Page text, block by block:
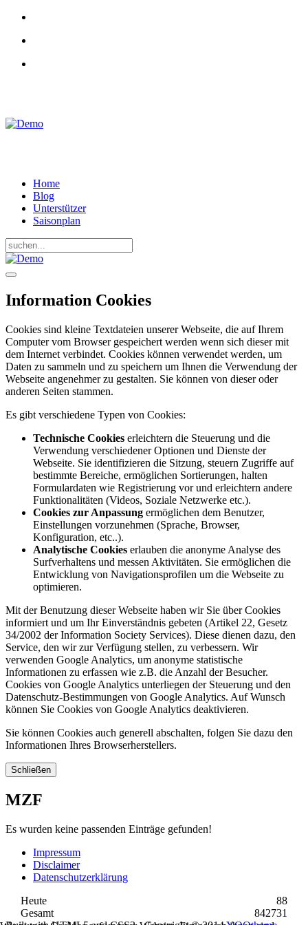
Home
Blog
Unterstützer
Saisonplan
Information Cookies
Cookies sind kleine Textdateien unserer Webseite, die auf Ihrem
Computer vom Browser gespeichert werden wenn sich dieser mit
dem Internet verbindet. Cookies können verwendet werden, um
Daten zu sammeln und zu speichern um Ihnen die Verwendung der
Webseite angenehmer zu gestalten. Sie können von dieser oder
anderen Seiten stammen.
Es gibt verschiedene Typen von Cookies:
Technische Cookies erleichtern die Steuerung und die
Verwendung verschiedener Optionen und Dienste der
Webseite. Sie identifizieren die Sitzung, steuern Zugriffe auf
bestimmte Bereiche, ermöglichen Sortierungen, halten
Formulardaten wie Registrierung vor und erleichtern andere
Funktionalitäten (Videos, Soziale Netzwerke etc.).
Cookies zur Anpassung ermöglichen dem Benutzer,
Einstellungen vorzunehmen (Sprache, Browser,
Konfiguration, etc..).
Analytische Cookies erlauben die anonyme Analyse des
Surfverhaltens und messen Aktivitäten. Sie ermöglichen die
Entwicklung von Navigationsprofilen um die Webseite zu
optimieren.
Mit der Benutzung dieser Webseite haben wir Sie über Cookies
informiert und um Ihr Einverständnis gebeten (Artikel 22, Gesetz
34/2002 der Information Society Services). Diese dienen dazu, den
Service, den wir zur Verfügung stellen, zu verbessern. Wir
verwenden Google Analytics, um anonyme statistische
Informationen zu erfassen wie z.B. die Anzahl der Besucher.
Cookies von Google Analytics unterliegen der Steuerung und den
Datenschutz-Bestimmungen von Google Analytics. Auf Wunsch
können Sie Cookies von Google Analytics deaktivieren.
Sie können Cookies auch generell abschalten, folgen Sie dazu den
Informationen Ihres Browserherstellers.
Schließen
MZF
Es wurden keine passenden Einträge gefunden!
Impressum
Disclaimer
Datenschutzerklärung
Heute
88
Gesamt
842731